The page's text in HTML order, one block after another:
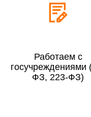
Свыше 300 000 руб.
Сборка в
По Москве
По Московской
Работаем с
госучреждениями
ФЗ, 223-ФЗ)